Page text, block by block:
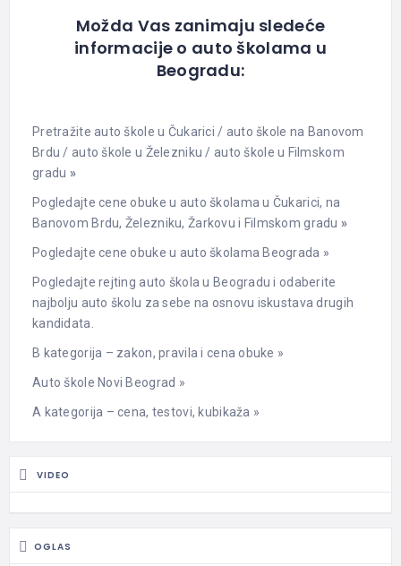
Možda Vas zanimaju sledeće
informacije o auto školama u
Beogradu:
Pretražite auto škole u Čukarici / auto škole na Banovom
Brdu / auto škole u Železniku / auto škole u Filmskom
gradu »
Pogledajte cene obuke u auto školama u Čukarici, na
Banovom Brdu, Železniku, Žarkovu i Filmskom gradu »
Pogledajte cene obuke u auto školama Beograda »
Pogledajte rejting auto škola u Beogradu i odaberite
najbolju auto školu za sebe na osnovu iskustava drugih
kandidata.
B kategorija – zakon, pravila i cena obuke »
Auto škole Novi Beograd »
A kategorija – cena, testovi, kubikaža »
VIDEO
OGLAS